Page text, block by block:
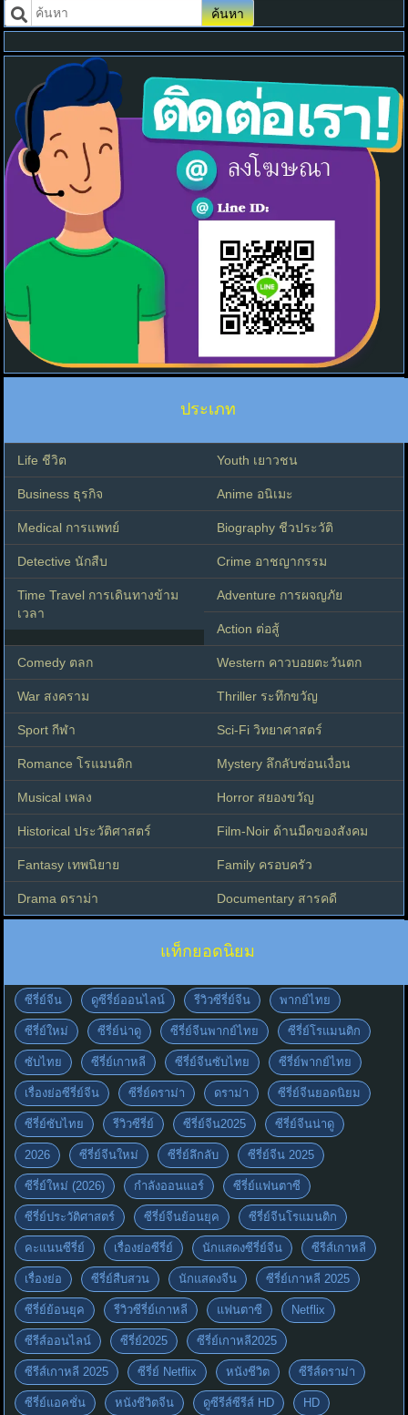
ค้นหา
ประเภท
Life ชีวิต Youth เยาวชน
Business ธุรกิจ Anime อนิเมะ
Medical การแพทย์ Biography ชีวประวัติ
Detective นักสืบ Crime อาชญากรรม
Time Travel การเดินทางข้าม
เวลา
Adventure การผจญภัย
Action ต่อสู้
Comedy ตลก Western คาวบอยตะวันตก
War สงคราม Thriller ระทึกขวัญ
Sport กีฬา Sci-Fi วิทยาศาสตร์
Romance โรแมนติก Mystery ลึกลับซ่อนเงื่อน
Musical เพลง Horror สยองขวัญ
Historical ประวัติศาสตร์ Film-Noir ด้านมืดของสังคม
Fantasy เทพนิยาย Family ครอบครัว
Drama ดราม่า Documentary สารคดี
แท็กยอดนิยม
ซีรี่ย์จีน ดูซีรี่ย์ออนไลน์ รีวิวซีรี่ย์จีน พากย์ไทย
ซีรี่ย์ใหม่ ซีรี่ย์น่าดู ซีรี่ย์จีนพากย์ไทย ซีรี่ย์โรแมนติก
ซับไทย ซีรี่ย์เกาหลี ซีรี่ย์จีนซับไทย ซีรี่ย์พากย์ไทย
เรื่องย่อซีรี่ย์จีน ซีรี่ย์ดราม่า ดราม่า ซีรี่ย์จีนยอดนิยม
ซีรี่ย์ซับไทย รีวิวซีรี่ย์ ซีรี่ย์จีน2025 ซีรี่ย์จีนน่าดู
2026 ซีรี่ย์จีนใหม่ ซีรี่ย์ลึกลับ ซีรี่ย์จีน 2025
ซีรี่ย์ใหม่ (2026) กำลังออนแอร์ ซีรี่ย์แฟนตาซี
ซีรี่ย์ประวัติศาสตร์ ซีรี่ย์จีนย้อนยุค ซีรี่ย์จีนโรแมนติก
คะแนนซีรี่ย์ เรื่องย่อซีรี่ย์ นักแสดงซีรี่ย์จีน ซีรีส์เกาหลี
เรื่องย่อ ซีรี่ย์สืบสวน นักแสดงจีน ซีรี่ย์เกาหลี 2025
ซีรี่ย์ย้อนยุค รีวิวซีรี่ย์เกาหลี แฟนตาซี Netflix
ซีรีส์ออนไลน์ ซีรี่ย์2025 ซีรี่ย์เกาหลี2025
ซีรีส์เกาหลี 2025 ซีรี่ย์ Netflix หนังชีวิต ซีรีส์ดราม่า
ซีรี่ย์แอคชั่น หนังชีวิตจีน ดูซีรีส์ซีรีส์ HD HD